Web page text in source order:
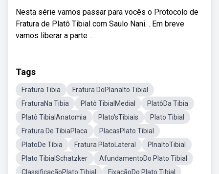
Nesta série vamos passar para vocês o Protocolo de
Fratura de Platô Tibial com Saulo Nani. . Em breve
vamos liberar a parte ...
Tags
Fratura Tibia
Fratura DoPlanalto Tibial
FraturaNa Tibia
Platô TibialMedial
PlatôDa Tibia
Platô TibialAnatomia
Plato'sTibiais
Plato Tibial
Fratura De TibiaPlaca
PlacasPlato Tibial
PlatoDe Tíbia
Fratura PlatoLateral
PlnaltoTibial
Plato TibialSchatzker
AfundamentoDo Plato Tibial
ClassificaçãoPlato Tibial
FixaçãoDo Plato Tibial